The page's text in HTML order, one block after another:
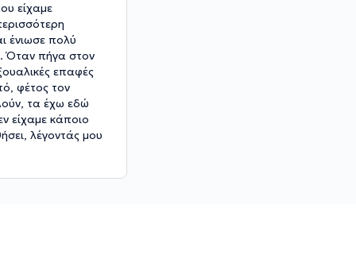
είχαμε
ένιωσε πολύ
Όταν πήγα στον
επαφές
φέτος τον
τα έχω εδώ
είχαμε κάποιο
λέγοντάς μου